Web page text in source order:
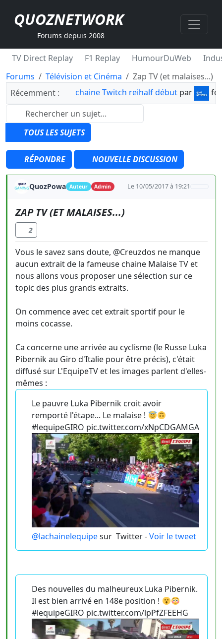
QUOZNETWORK
Forums depuis 2008
TV Direct Replay F1 Replay HumourDuWeb
Forums
Télévision et Cinéma
Zap TV (et malaises...)
Récemment :
chaine Twitch reihalf début par
TOUS LES SUJETS
RÉPONDRE NOUVELLE DISCUSSION
QuozPowa Auteur Admin Le 10/05/2017 à 19:21
ZAP TV (ET MALAISES...)
2
Vous le savez sans doute, @Creuzdos ne manque
aucun extrait de la fameuse chaine Malaise TV et
nous allons vous proposer une sélection sur ce
topic des plus grands extraits.
On commence avec cet extrait sportif pour le
moins cocasse.
Ca concerne une arrivée au cyclisme (le Russe Luka
Pibernik au Giro d'Italie pour être précis), c'était
diffusé sur L'EquipeTV et les images parlent d'elles-
mêmes :
Le pauvre Luka Pibernik croit avoir
remporté l'étape... Le malaise !
#lequipeGIRO pic.twitter.com/xNpCDGAMGA
@lachainelequipesur Twitter -Voir le tweet
Des nouvelles du malheureux Luka Pibernik.
Il est bien arrivé en 148e position !
#lequipeGIRO pic.twitter.com/lpPfZFEEHG